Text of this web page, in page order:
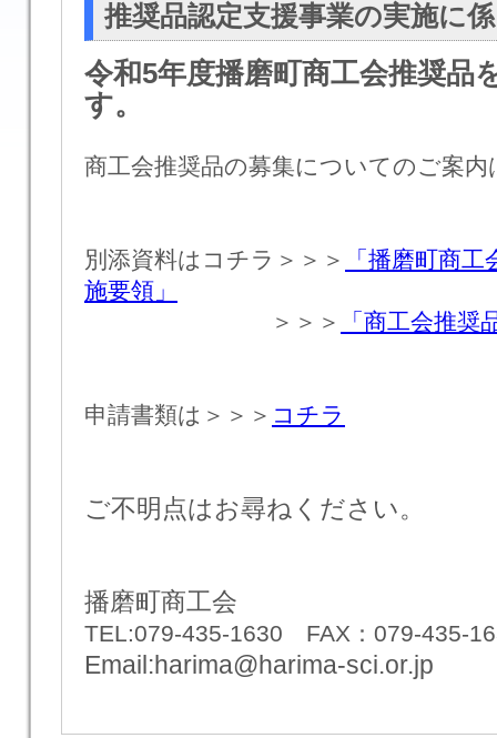
推奨品認定支援事業の実施に
令和5年度播磨町商工会推奨品
す。
商工会推奨品の募集についてのご案内
別添資料はコチラ＞＞＞
「播磨町商
施要領」
＞＞＞
「商工会推奨
申請書類は＞＞＞ コチラ
ご不明点はお尋ねください。
播磨町商工会
TEL:079-435-1630 FAX：079-435-
Email:harima@harima-sci.or.jp